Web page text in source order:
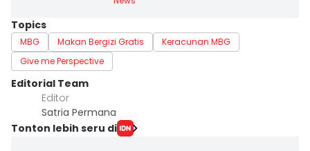
Topics
MBG Makan Bergizi Gratis
Keracunan MBG
Give me Perspective
Editorial Team
Editor
Satria Permana
Tonton lebih seru di